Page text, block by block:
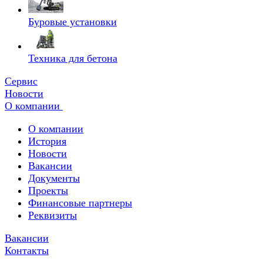
Буровые установки
Техника для бетона
Сервис
Новости
О компании
О компании
История
Новости
Вакансии
Документы
Проекты
Финансовые партнеры
Реквизиты
Вакансии
Контакты